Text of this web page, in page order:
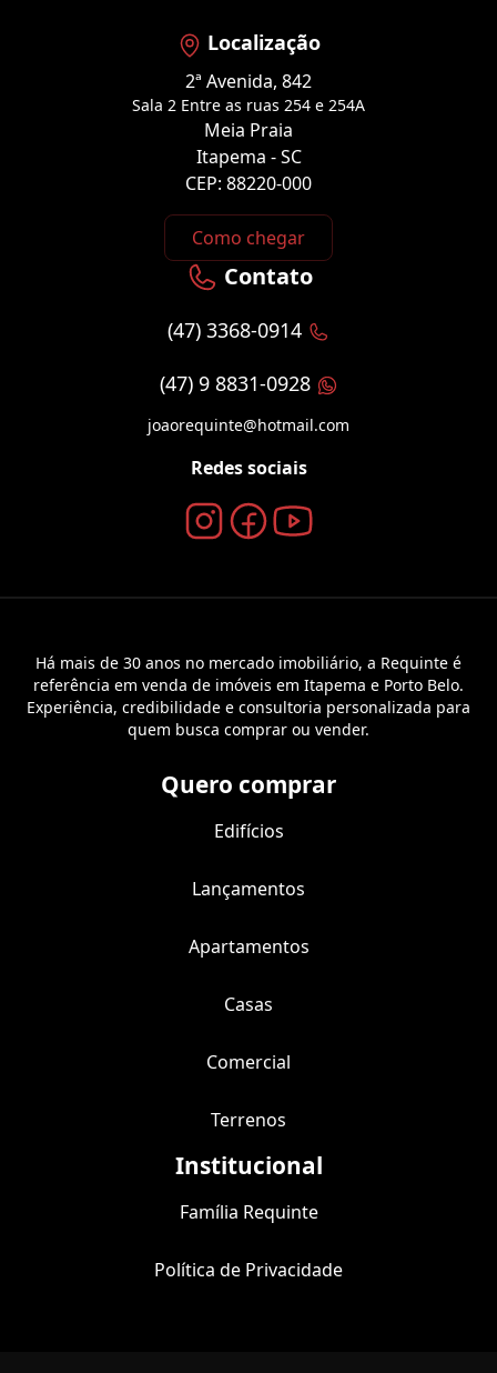
Localização
2ª Avenida, 842
Sala 2 Entre as ruas 254 e 254A
Meia Praia
Itapema - SC
CEP: 88220-000
Como chegar
Contato
(47) 3368-0914
(47) 9 8831-0928
joaorequinte@hotmail.com
Redes sociais
Há mais de 30 anos no mercado imobiliário, a Requinte é
referência em venda de imóveis em Itapema e Porto Belo.
Experiência, credibilidade e consultoria personalizada para
quem busca comprar ou vender.
Quero comprar
Edifícios
Lançamentos
Apartamentos
Casas
Comercial
Terrenos
Institucional
Família Requinte
Política de Privacidade